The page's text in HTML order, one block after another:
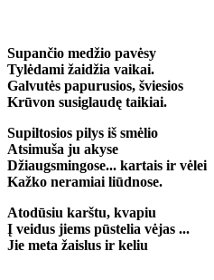
Supančio medžio pavėsy
Tylėdami žaidžia vaikai.
Galvutės papurusios, šviesios
Krūvon susiglaudę taikiai.
Supiltosios pilys iš smėlio
Atsimuša ju akyse
Džiaugsmingose... kartais ir vėlei
Kažko neramiai liūdnose.
Atodūsiu karštu, kvapiu
Į veidus jiems pūstelia vėjas ...
Jie meta žaislus ir keliu